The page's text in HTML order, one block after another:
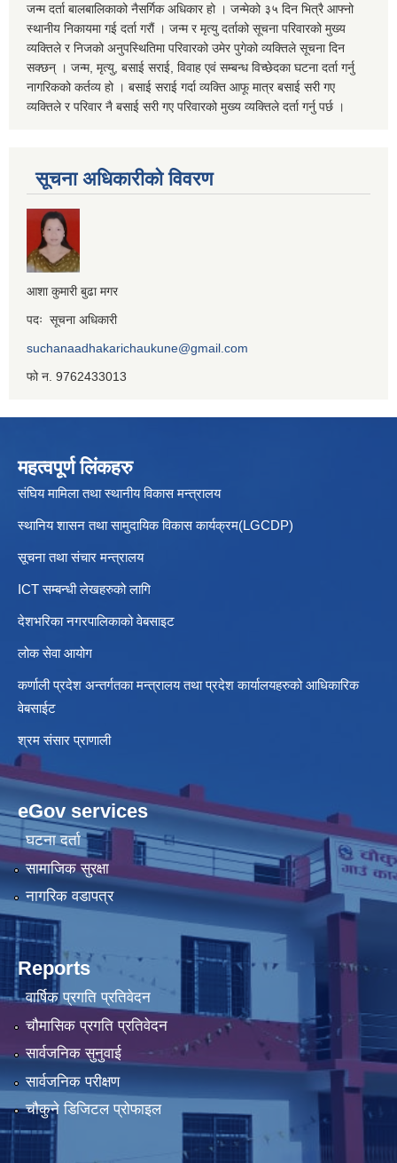
जन्म दर्ता बालबालिकाको नैसर्गिक अधिकार हो । जन्मेको ३५ दिन भित्रै आफ्नो
स्थानीय निकायमा गई दर्ता गरौं । जन्म र मृत्यु दर्ताको सूचना परिवारको मुख्य
व्यक्तिले र निजको अनुपस्थितिमा परिवारको उमेर पुगेको व्यक्तिले सूचना दिन
सक्छन् । जन्म, मृत्यु, बसाई सराई, विवाह एवं सम्बन्ध विच्छेदका घटना दर्ता गर्नु
नागरिकको कर्तव्य हो । बसाई सराई गर्दा व्यक्ति आफू मात्र बसाई सरी गए
व्यक्तिले र परिवार नै बसाई सरी गए परिवारको मुख्य व्यक्तिले दर्ता गर्नु पर्छ ।
सूचना अधिकारीको विवरण
आशा कुमारी बुढा मगर
पदः सूचना अधिकारी
suchanaadhakarichaukune@gmail.com
फो न. 9762433013
महत्वपूर्ण लिंकहरु
संघिय मामिला तथा स्थानीय विकास मन्त्रालय
स्थानिय शासन तथा सामुदायिक विकास कार्यक्रम(LGCDP)
सूचना तथा संचार मन्त्रालय
ICT सम्बन्धी लेखहरुको लागि
देशभरिका नगरपालिकाको वेबसाइट
लोक सेवा आयोग
कर्णाली प्रदेश अन्तर्गतका मन्त्रालय तथा प्रदेश कार्यालयहरुको आधिकारिक
वेबसाईट
श्रम संसार प्राणाली
eGov services
घटना दर्ता
सामाजिक सुरक्षा
नागरिक वडापत्र
Reports
वार्षिक प्रगति प्रतिवेदन
चौमासिक प्रगति प्रतिवेदन
सार्वजनिक सुनुवाई
सार्वजनिक परीक्षण
चौकुने डिजिटल प्रोफाइल